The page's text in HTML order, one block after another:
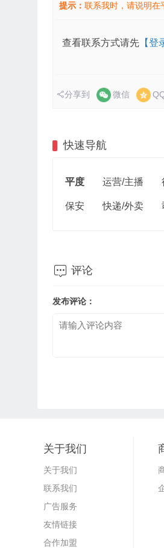
提示： 联系我时，请说明在
查看联系方式请先 【登
分享到 微信
快速导航
平度 运营/主播
保安 快递/外卖
 评论
发布评论：
关于我们
关于我们
联系我们
广告服务
友情链接
合作加盟